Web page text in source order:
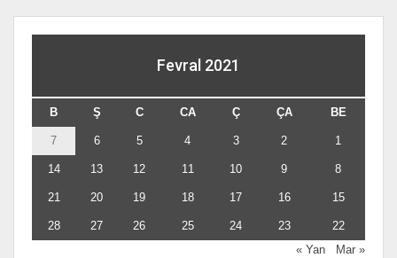
Fevral 2021
BE
ÇA
Ç
CA
C
Ş
B
10
11
12
13
14
15
16
17
18
19
20
21
22
23
24
25
26
27
28
« Yan
Mar »